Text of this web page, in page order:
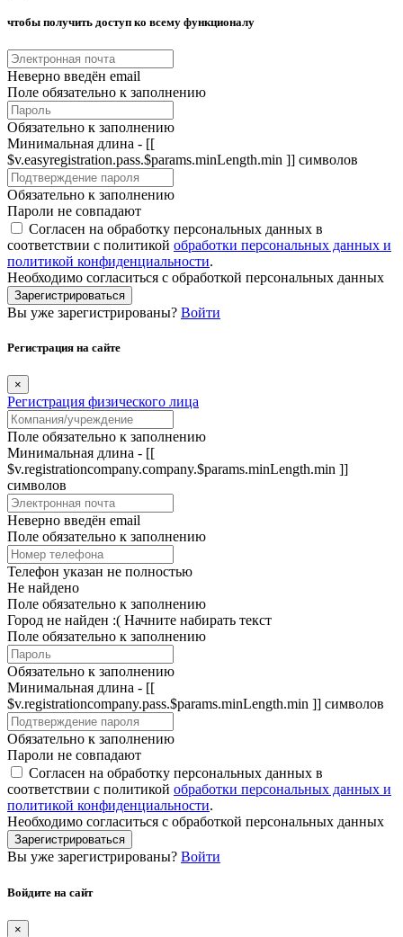
чтобы получить доступ ко всему функционалу
Неверно введён email
Поле обязательно к заполнению
Обязательно к заполнению
Минимальная длина - [[
$v.easyregistration.pass.$params.minLength.min ]] символов
Обязательно к заполнению
Пароли не совпадают
Согласен на обработку персональных данных в
соответствии с политикой обработки персональных данных и
политикой конфиденциальности.
Необходимо согласиться с обработкой персональных данных
Зарегистрироваться
Вы уже зарегистрированы? Войти
Регистрация на сайте
×
Регистрация физического лица
Поле обязательно к заполнению
Минимальная длина - [[
$v.registrationcompany.company.$params.minLength.min ]]
символов
Неверно введён email
Поле обязательно к заполнению
Телефон указан не полностью
Не найдено
Поле обязательно к заполнению
Город не найден :( Начните набирать текст
Поле обязательно к заполнению
Обязательно к заполнению
Минимальная длина - [[
$v.registrationcompany.pass.$params.minLength.min ]] символов
Обязательно к заполнению
Пароли не совпадают
Согласен на обработку персональных данных в
соответствии с политикой обработки персональных данных и
политикой конфиденциальности.
Необходимо согласиться с обработкой персональных данных
Зарегистрироваться
Вы уже зарегистрированы? Войти
Войдите на сайт
×